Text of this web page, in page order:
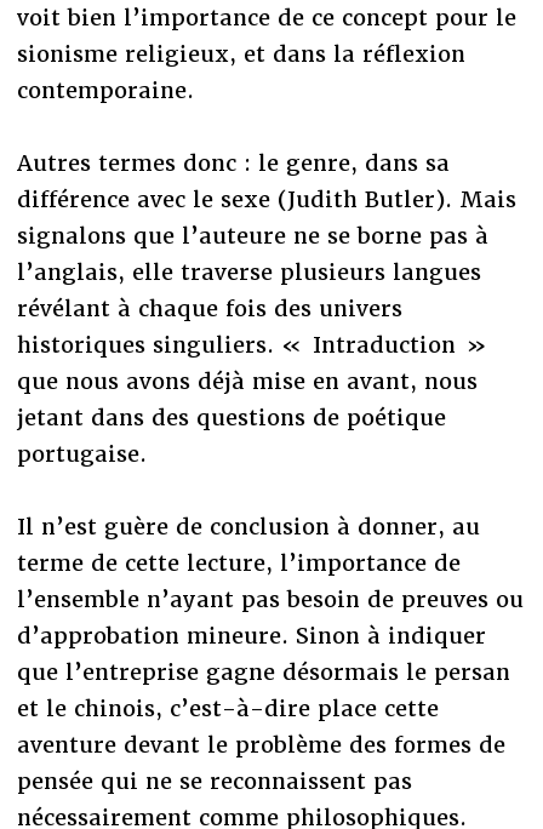
voit bien l’importance de ce concept pour le
sionisme religieux, et dans la réflexion
contemporaine.
Autres termes donc : le genre, dans sa
différence avec le sexe (Judith Butler). Mais
signalons que l’auteure ne se borne pas à
l’anglais, elle traverse plusieurs langues
révélant à chaque fois des univers
historiques singuliers. « Intraduction »
que nous avons déjà mise en avant, nous
jetant dans des questions de poétique
portugaise.
Il n’est guère de conclusion à donner, au
terme de cette lecture, l’importance de
l’ensemble n’ayant pas besoin de preuves ou
d’approbation mineure. Sinon à indiquer
que l’entreprise gagne désormais le persan
et le chinois, c’est-à-dire place cette
aventure devant le problème des formes de
pensée qui ne se reconnaissent pas
nécessairement comme philosophiques.